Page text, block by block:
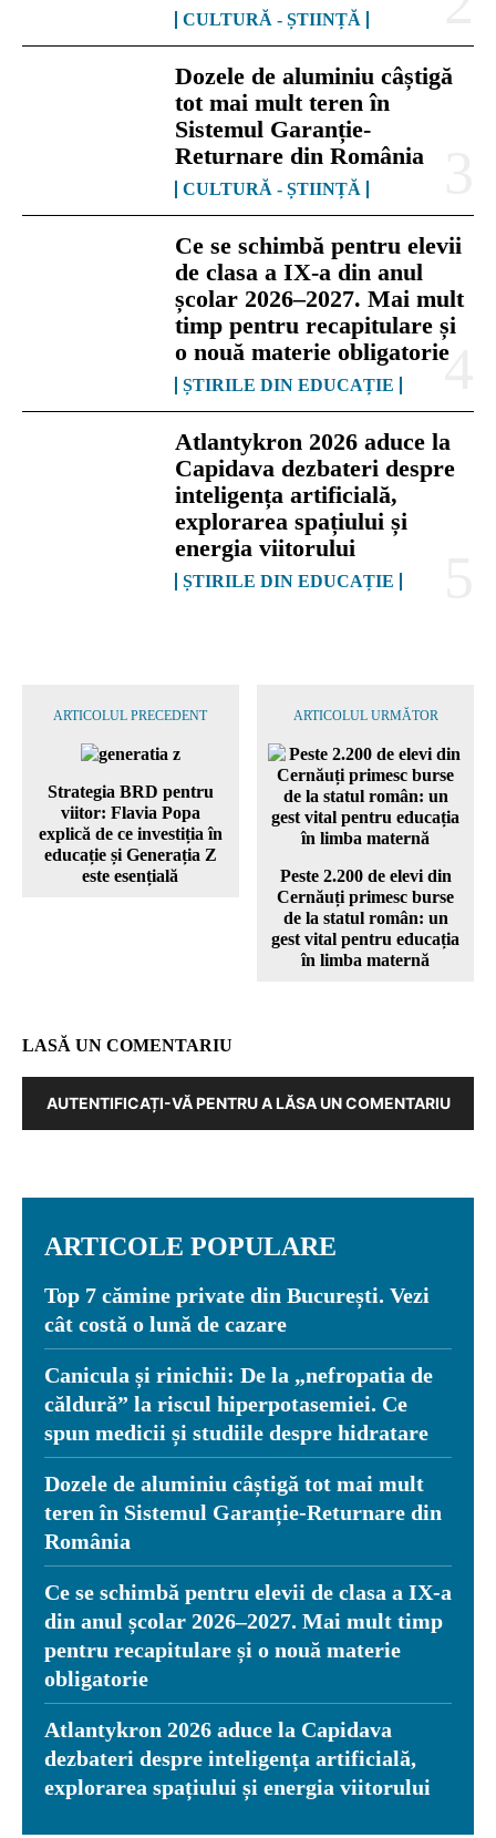
CULTURĂ - ȘTIINȚĂ
Dozele de aluminiu câștigă
tot mai mult teren în
Sistemul Garanție-
Returnare din România
CULTURĂ - ȘTIINȚĂ
Ce se schimbă pentru elevii
de clasa a IX-a din anul
școlar 2026–2027. Mai mult
timp pentru recapitulare și
o nouă materie obligatorie
ȘTIRILE DIN EDUCAȚIE
Atlantykron 2026 aduce la
Capidava dezbateri despre
inteligența artificială,
explorarea spațiului și
energia viitorului
ȘTIRILE DIN EDUCAȚIE
ARTICOLUL PRECEDENT
Strategia BRD pentru
viitor: Flavia Popa
explică de ce investiția în
educație și Generația Z
este esențială
ARTICOLUL URMĂTOR
Peste 2.200 de elevi din
Cernăuți primesc burse
de la statul român: un
gest vital pentru educația
în limba maternă
LASĂ UN COMENTARIU
AUTENTIFICAȚI-VĂ PENTRU A LĂSA UN COMENTARIU
ARTICOLE POPULARE
Top 7 cămine private din București. Vezi
cât costă o lună de cazare
Canicula și rinichii: De la „nefropatia de
căldură” la riscul hiperpotasemiei. Ce
spun medicii și studiile despre hidratare
Dozele de aluminiu câștigă tot mai mult
teren în Sistemul Garanție-Returnare din
România
Ce se schimbă pentru elevii de clasa a IX-a
din anul școlar 2026–2027. Mai mult timp
pentru recapitulare și o nouă materie
obligatorie
Atlantykron 2026 aduce la Capidava
dezbateri despre inteligența artificială,
explorarea spațiului și energia viitorului